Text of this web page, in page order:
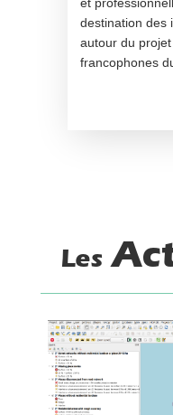
et
destination des
autour du
francophones
Les